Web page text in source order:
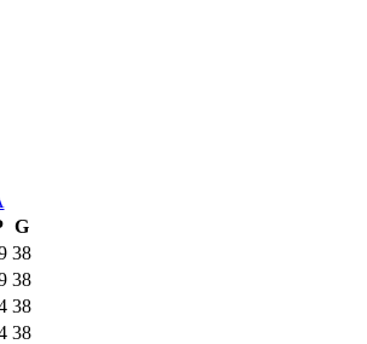
G
38
38
38
38